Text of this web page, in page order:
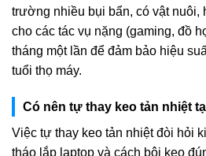
trường nhiều bụi bẩn, có vật nuôi,
cho các tác vụ nặng (gaming, đồ
tháng một lần để đảm bảo hiệu
tuổi thọ máy.
Có nên tự thay keo tản nhiệt
Việc tự thay keo tản nhiệt đòi hỏi
tháo lắp laptop và cách bôi keo